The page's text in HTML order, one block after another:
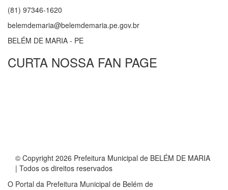
(81) 97346-1620
belemdemaria@belemdemaria.pe.gov.br
BELÉM DE MARIA - PE
CURTA NOSSA FAN PAGE
© Copyright 2026 Prefeitura Municipal de BELÉM DE MARIA
| Todos os direitos reservados
O Portal da Prefeitura Municipal de Belém de